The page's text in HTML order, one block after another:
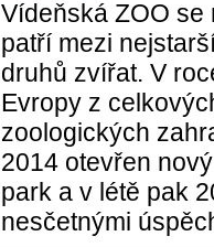
Vídeňská ZOO se
patří mezi
druhů zvířat. V
Evropy z
zoologických
2014 otevřen
park a v létě pak
nesčetnými